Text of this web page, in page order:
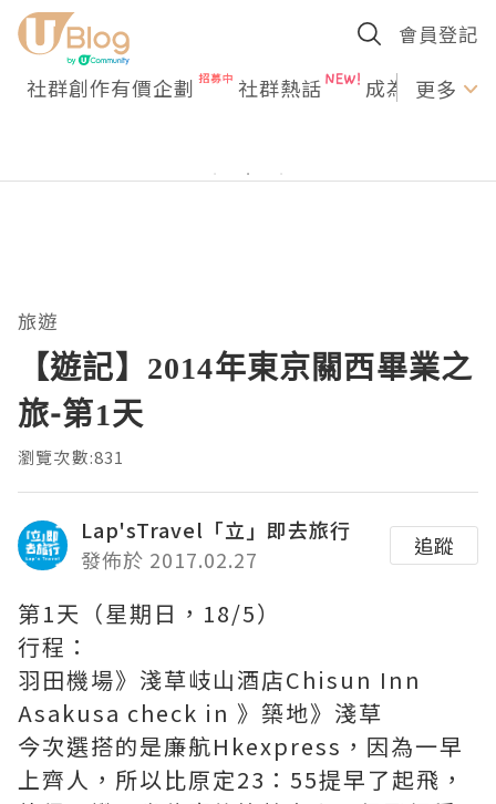
會員登記
社群創作有價企劃 社群熱話 成為U更多
旅遊
【遊記】2014年東京關西畢業之
旅-第1天
瀏覽次數:831
Lap'sTravel「立」即去旅行
發佈於 2017.02.27
追蹤
第1天（星期日，18/5）
行程：
羽田機場》淺草岐山酒店Chisun Inn
Asakusa check in 》築地》淺草
今次選搭的是廉航Hkexpress，因為一早
上齊人，所以比原定23：55提早了起飛，